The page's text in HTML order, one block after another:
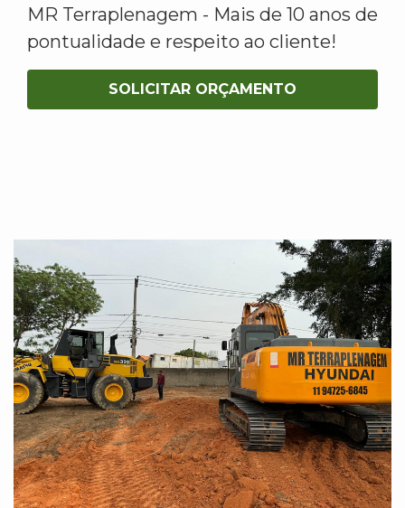
MR Terraplenagem - Mais de 10 anos de
pontualidade e respeito ao cliente!
SOLICITAR ORÇAMENTO